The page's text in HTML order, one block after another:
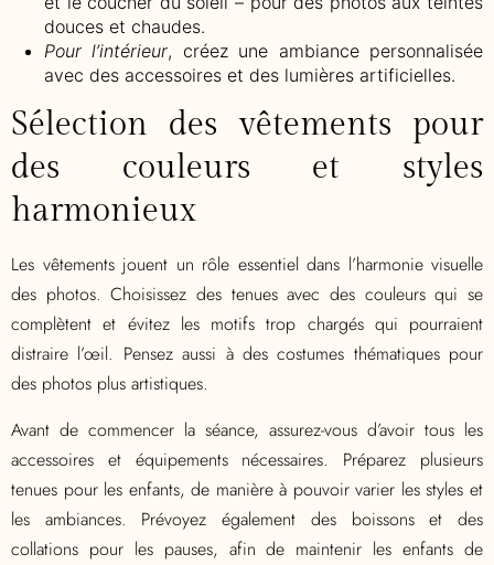
douces et chaudes.
Pour l’intérieur, créez une ambiance personnalisée
avec des accessoires et des lumières artificielles.
Sélection des vêtements pour
des couleurs et styles
harmonieux
Les vêtements jouent un rôle essentiel dans l’harmonie visuelle
des photos. Choisissez des tenues avec des couleurs qui se
complètent et évitez les motifs trop chargés qui pourraient
distraire l’œil. Pensez aussi à des costumes thématiques pour
des photos plus artistiques.
Avant de commencer la séance, assurez-vous d’avoir tous les
accessoires et équipements nécessaires. Préparez plusieurs
tenues pour les enfants, de manière à pouvoir varier les styles et
les ambiances. Prévoyez également des boissons et des
collations pour les pauses, afin de maintenir les enfants de